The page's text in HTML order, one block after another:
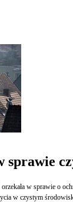
sprawie
w sprawie o
w czystym